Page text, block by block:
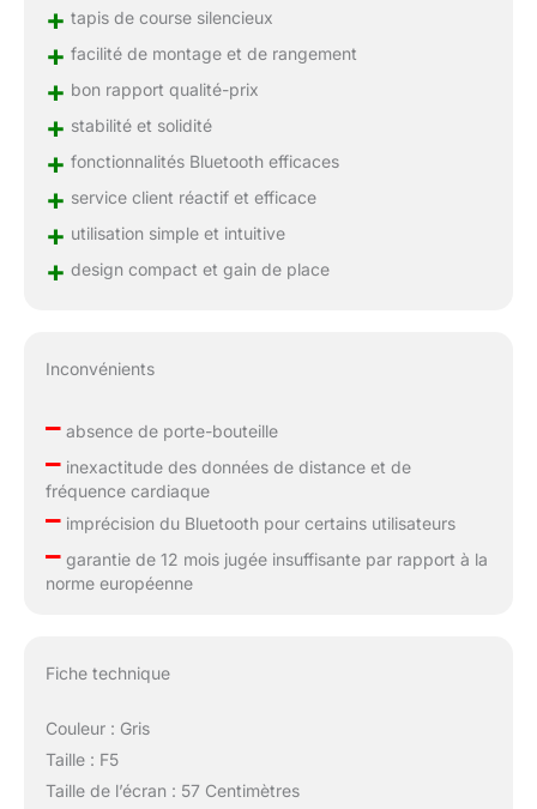
+ tapis de course silencieux
+ facilité de montage et de rangement
+ bon rapport qualité-prix
+ stabilité et solidité
+ fonctionnalités Bluetooth efficaces
+ service client réactif et efficace
+ utilisation simple et intuitive
+ design compact et gain de place
Inconvénients
–absence de porte-bouteille
–inexactitude des données de distance et de
fréquence cardiaque
–imprécision du Bluetooth pour certains utilisateurs
–garantie de 12 mois jugée insuffisante par rapport à la
norme européenne
Fiche technique
Couleur : Gris
Taille : F5
Taille de l’écran : 57 Centimètres